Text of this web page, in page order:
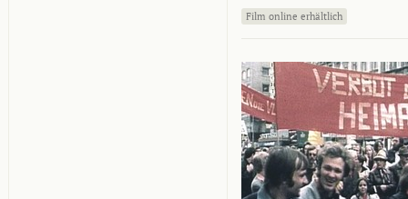
Film online erhältlich